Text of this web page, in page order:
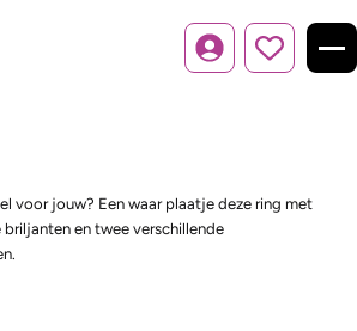
Inloggen
voor jouw? Een waar plaatje deze ring met
en twee verschillende